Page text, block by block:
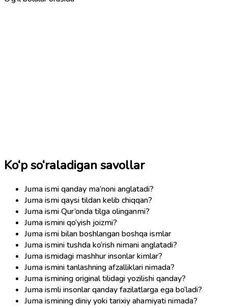
Ko‘p so‘raladigan savollar
Juma ismi qanday ma’noni anglatadi?
Juma ismi qaysi tildan kelib chiqqan?
Juma ismi Qur’onda tilga olinganmi?
Juma ismini qo‘yish joizmi?
Juma ismi bilan boshlangan boshqa ismlar
Juma ismini tushda ko‘rish nimani anglatadi?
Juma ismidagi mashhur insonlar kimlar?
Juma ismini tanlashning afzalliklari nimada?
Juma ismining original tilidagi yozilishi qanday?
Juma ismli insonlar qanday fazilatlarga ega bo‘ladi?
Juma ismining diniy yoki tarixiy ahamiyati nimada?